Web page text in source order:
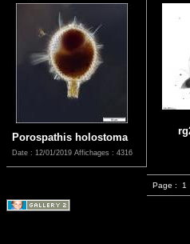
Porospathis holostoma
Date : 12/01/2019 Affichages : 4316
Page : 1